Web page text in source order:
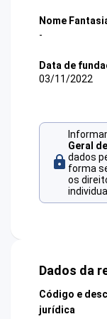
Nome
-
Data de
03/11/2022
Geral
dados
forma
os
Dados da
Código e
jurídica